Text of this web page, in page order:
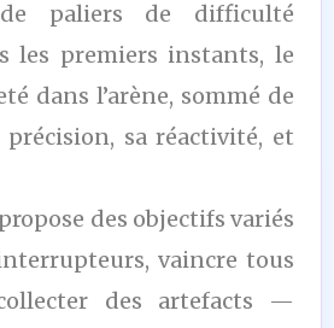
paliers de difficulté
les premiers instants, le
dans l’arène, sommé de
sa réactivité, et
des objectifs variés
vaincre tous
des artefacts —